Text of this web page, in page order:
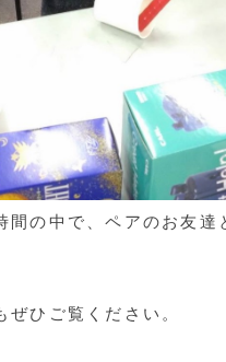
間の中で、ペアのお友
ぜひご覧ください。